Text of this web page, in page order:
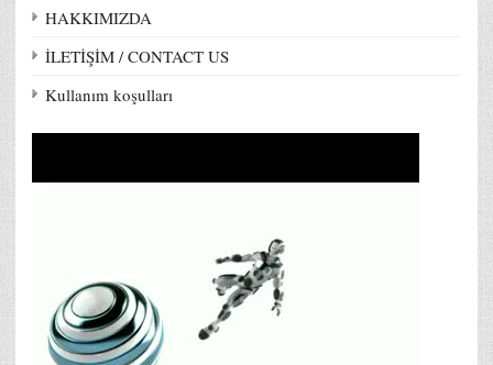
HAKKIMIZDA
İLETİŞİM / CONTACT US
Kullanım koşulları